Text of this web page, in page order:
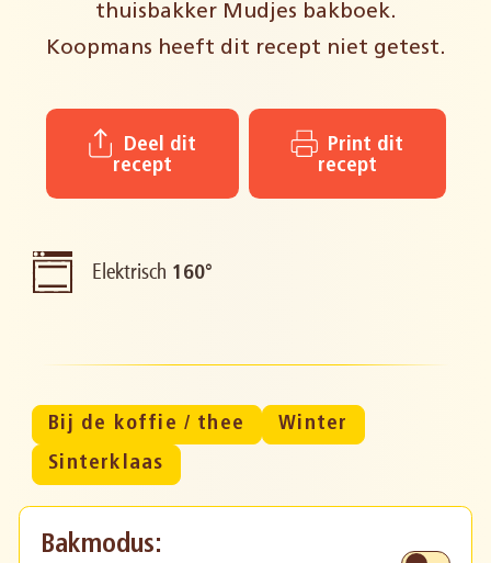
thuisbakker Mudjes bakboek.
Koopmans heeft dit recept niet getest.
recept
recept
Elektrisch 160°
Bij de koffie / thee
Winter
Sinterklaas
Bakmodus: